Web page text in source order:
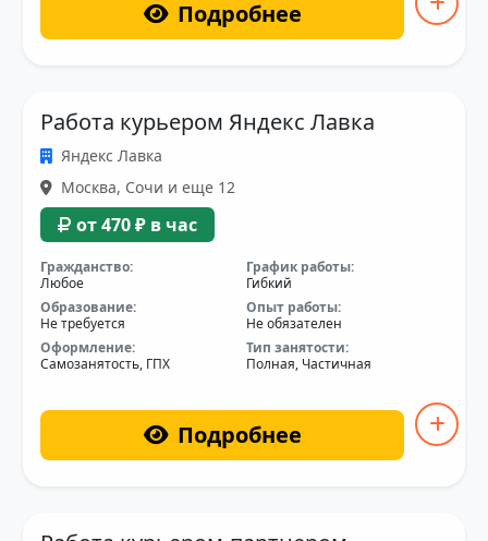
Подробнее
Работа курьером Яндекс Лавка
Яндекс Лавка
Москва, Сочи и еще 12
от 470 ₽ в час
Гражданство:
Любое
График работы:
Гибкий
Образование:
Не требуется
Опыт работы:
Не обязателен
Оформление:
Самозанятость, ГПХ
Тип занятости:
Полная, Частичная
Подробнее